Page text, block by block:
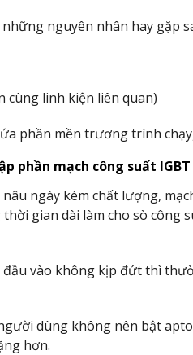
nguyên nhân hay gặp
cùng linh kiện liên quan)
phần mền trương trình
phần mạch công suất
ngày kém chất lượng,
gian dài làm cho sò công
đầu vào không kịp đứt thì
dùng không nên bật
hơn.